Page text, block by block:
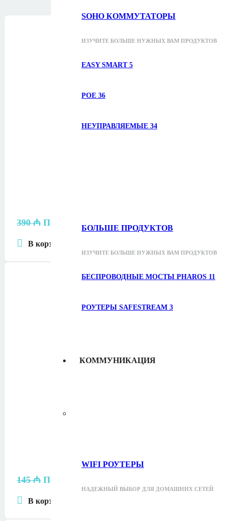
SOHO КОММУТАТОРЫ
ИЗУЧИТЕ БОЛЬШЕ НУЖНЫХ ВАМ ПРОДУКТОВ
EASY SMART 5
POE 36
НЕУПРАВЛЯЕМЫЕ 34
БОЛЬШЕ ПРОДУКТОВ
ИЗУЧИТЕ БОЛЬШЕ НУЖНЫХ ВАМ ПРОДУКТОВ
БЕСПРОВОДНЫЕ МОСТЫ PHAROS 11
РОУТЕРЫ SAFESTREAM 3
КОММУНИКАЦИЯ
WIFI РОУТЕРЫ
НАДЕЖНЫЙ ВЫБОР ДЛЯ ДОМАШНИХ СЕТЕЙ
390₼ Первоначальная цена составляла 390 ₼.
В корзину
145₼ Первоначальная цена составляла 145 ₼.
В корзину